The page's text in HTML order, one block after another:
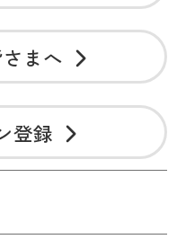
まへ
登録